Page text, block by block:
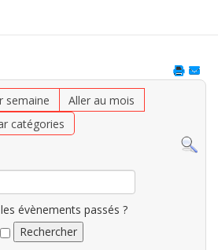
semaine
Aller au mois
catégories
évènements passés ?